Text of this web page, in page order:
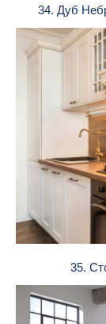
34. Дуб
35.